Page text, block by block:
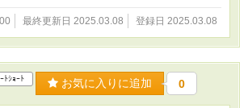
最終更新日 2025.03.08 登録日 2025.03.08
ﾄｼｮｰﾄ お気に入りに追加 0